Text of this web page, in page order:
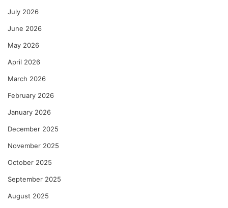
July 2026
June 2026
May 2026
April 2026
March 2026
February 2026
January 2026
December 2025
November 2025
October 2025
September 2025
August 2025